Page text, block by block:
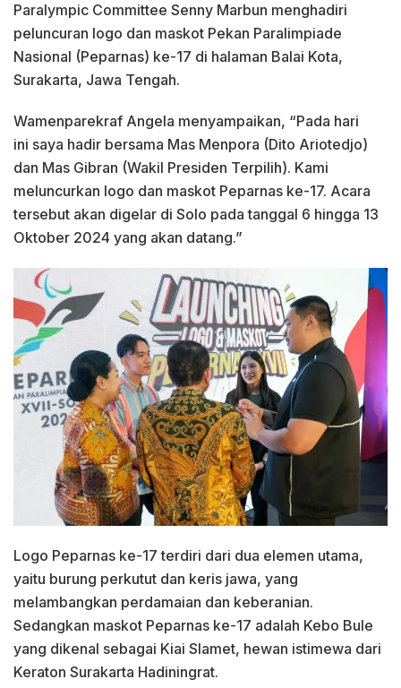
Paralympic Committee Senny Marbun menghadiri
peluncuran logo dan maskot Pekan Paralimpiade
Nasional (Peparnas) ke-17 di halaman Balai Kota,
Surakarta, Jawa Tengah.
Wamenparekraf Angela menyampaikan, “Pada hari
ini saya hadir bersama Mas Menpora (Dito Ariotedjo)
dan Mas Gibran (Wakil Presiden Terpilih). Kami
meluncurkan logo dan maskot Peparnas ke-17. Acara
tersebut akan digelar di Solo pada tanggal 6 hingga 13
Oktober 2024 yang akan datang.”
Logo Peparnas ke-17 terdiri dari dua elemen utama,
yaitu burung perkutut dan keris jawa, yang
melambangkan perdamaian dan keberanian.
Sedangkan maskot Peparnas ke-17 adalah Kebo Bule
yang dikenal sebagai Kiai Slamet, hewan istimewa dari
Keraton Surakarta Hadiningrat.